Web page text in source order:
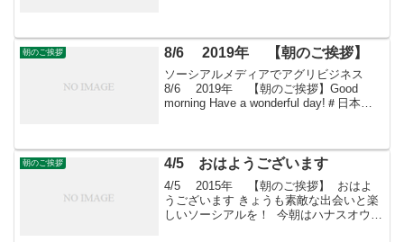
申し込みはこちら
朝のご挨拶 8/6 2019年 【朝のご挨拶】
ソーシアルメディアでアグリビジネス
8/6 2019年 【朝のご挨拶】Good
morning Have a wonderful day!＃日本農
朝のご挨拶 4/5 おはようございます
4/5 2015年 【朝のご挨拶】 おはよ
うございます きょうも素敵な出会いと楽
しいソーシアルを！ 今朝はハナスオウと